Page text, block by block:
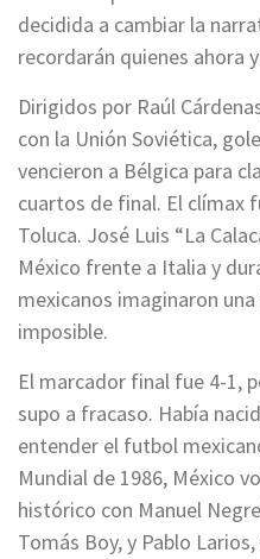
decidida a cambiar la
recordarán quienes ahora
Dirigidos por Raúl
con la Unión Soviética,
vencieron a Bélgica para
cuartos de final. El clímax
Toluca. José Luis “La
México frente a Italia y
mexicanos imaginaron
imposible.
El marcador final fue 4-1,
supo a fracaso. Había
entender el futbol
Mundial de 1986, México
histórico con Manuel
Tomás Boy, y Pablo